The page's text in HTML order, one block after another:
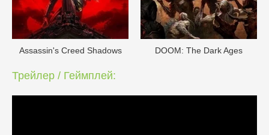
Assassin's Creed Shadows DOОM: The Dark Ages
Трейлер / Геймплей: